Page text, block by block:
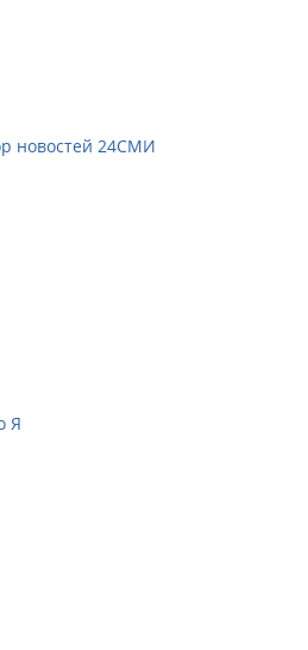
новостей 24СМИ
Я